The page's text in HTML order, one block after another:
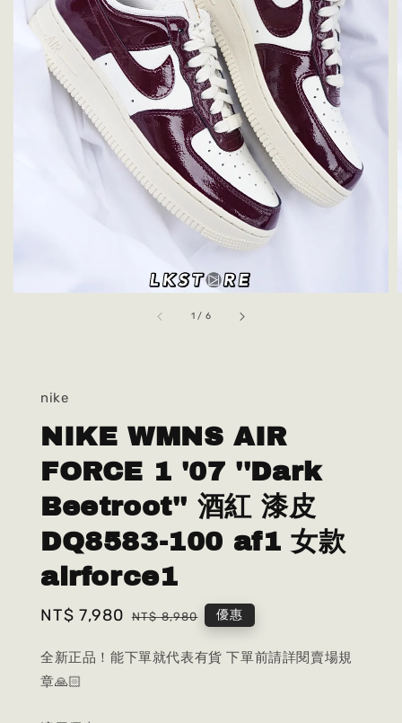
1 / 6
nike
NIKE WMNS AIR
FORCE 1 '07 ''Dark
Beetroot'' 酒紅 漆皮
DQ8583-100 af1 女款
airforce1
Sale
NT$ 7,980 Regular
NT$ 8,980 優惠
全新正品！能下單就代表有貨 下單前請詳閱賣場規
章🙏🏻